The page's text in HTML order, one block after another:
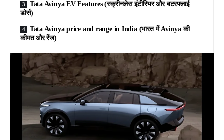
Tata Avinya EV Features (स्क्रीनलेस इंटीरियर और बटरफ्लाई
डोर्स)
Tata Avinya price and range in India (भारत में Avinya की
कीमत और रेंज)